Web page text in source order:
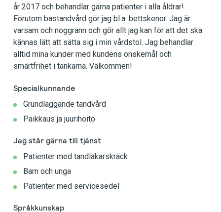
år 2017 och behandlar gärna patienter i alla åldrar!
Förutom bastandvård gör jag bl.a. bettskenor. Jag är
varsam och noggrann och gör allt jag kan för att det ska
kännas lätt att sätta sig i min vårdstol. Jag behandlar
alltid mina kunder med kundens önskemål och
smärtfrihet i tankarna. Välkommen!
Specialkunnande
Grundläggande tandvård
Paikkaus ja juurihoito
Jag står gärna till tjänst
Patienter med tandläkarskräck
Barn och unga
Patienter med servicesedel
Språkkunskap